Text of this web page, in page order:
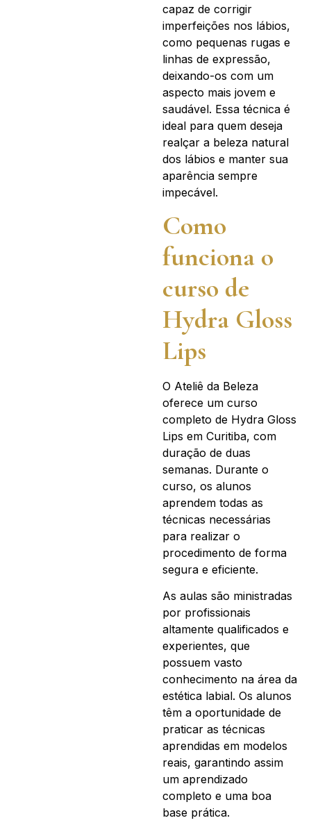
capaz de corrigir
imperfeições nos lábios,
como pequenas rugas e
linhas de expressão,
deixando-os com um
aspecto mais jovem e
saudável. Essa técnica é
ideal para quem deseja
realçar a beleza natural
dos lábios e manter sua
aparência sempre
impecável.
Como
funciona o
curso de
Hydra Gloss
Lips
O Ateliê da Beleza
oferece um curso
completo de Hydra Gloss
Lips em Curitiba, com
duração de duas
semanas. Durante o
curso, os alunos
aprendem todas as
técnicas necessárias
para realizar o
procedimento de forma
segura e eficiente.
As aulas são ministradas
por profissionais
altamente qualificados e
experientes, que
possuem vasto
conhecimento na área da
estética labial. Os alunos
têm a oportunidade de
praticar as técnicas
aprendidas em modelos
reais, garantindo assim
um aprendizado
completo e uma boa
base prática.